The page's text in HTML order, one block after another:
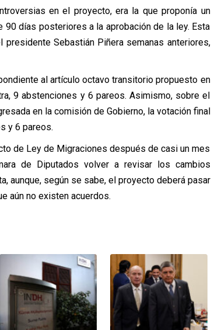
en el proyecto, era la que proponía un
días posteriores a la aprobación de la ley. Esta
Sebastián Piñera semanas anteriores,
al artículo octavo transitorio propuesto en
9 abstenciones y 6 pareos. Asimismo, sobre el
en la comisión de Gobierno, la votación final
y 6 pareos.
de Ley de Migraciones después de casi un mes
de Diputados volver a revisar los cambios
aunque, según se sabe, el proyecto deberá pasar
aún no existen acuerdos.